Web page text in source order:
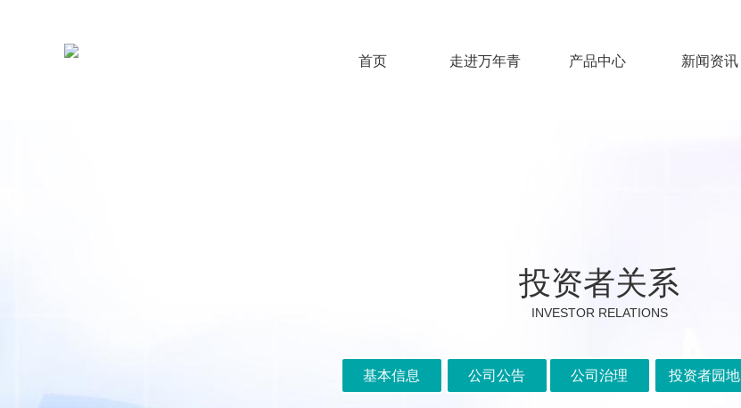
首页 走进万年青 产品中心 新闻资讯
投资者关系
INVESTOR RELATIONS
基本信息 公司公告 公司治理 投资者园地